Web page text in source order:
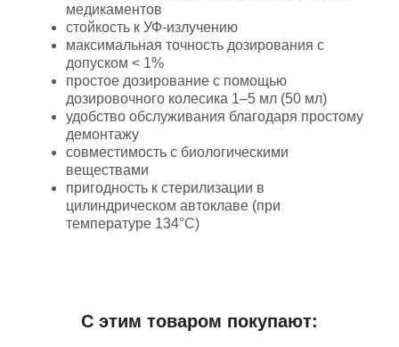
медикаментов
стойкость к УФ-излучению
максимальная точность дозирования с
допуском < 1%
простое дозирование с помощью
дозировочного колесика 1–5 мл (50 мл)
удобство обслуживания благодаря простому
демонтажу
совместимость с биологическими
веществами
пригодность к стерилизации в
цилиндрическом автоклаве (при
температуре 134°С)
С этим товаром покупают: